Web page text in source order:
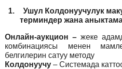
1.
Ушул Колдонуучулук
терминдер жана
Онлайн-аукцион – жеке
комбинациясы менен
белгилерин сатуу методу
Колдонуучу – Системада